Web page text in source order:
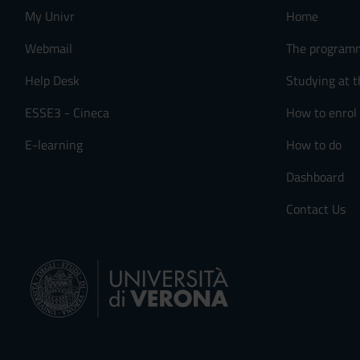
My Univr
Webmail
Help Desk
ESSE3 - Cineca
E-learning
Home
The
Studying at
How to enrol
How to do
Dashboard
Contact Us